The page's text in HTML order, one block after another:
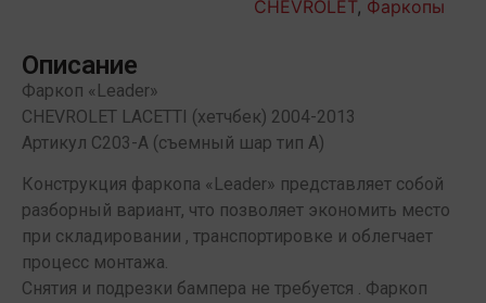
CHEVROLET, Фаркопы
Описание
Фаркоп «Leader»
CHEVROLET LACETTI (хетчбек) 2004-2013
Артикул C203-А (съемный шар тип А)
Конструкция фаркопа «Leader» представляет собой
разборный вариант, что позволяет экономить место
при складировании , транспортировке и облегчает
процесс монтажа.
Снятия и подрезки бампера не требуется . Фаркоп